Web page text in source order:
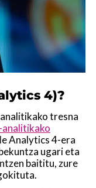
4)?
tresna
Analytics 4-era
ugari eta
baititu, zure